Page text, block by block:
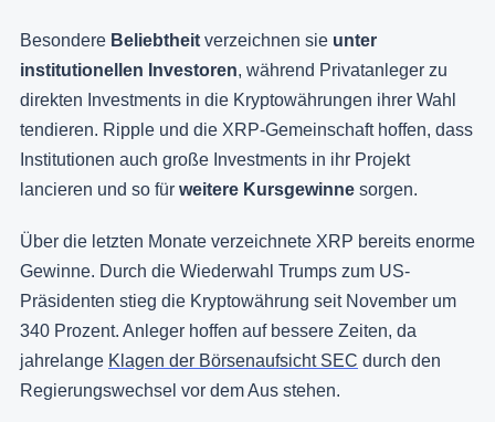
Besondere Beliebtheit verzeichnen sie unter
institutionellen Investoren, während Privatanleger zu
direkten Investments in die Kryptowährungen ihrer Wahl
tendieren. Ripple und die XRP-Gemeinschaft hoffen, dass
Institutionen auch große Investments in ihr Projekt
lancieren und so für weitere Kursgewinne sorgen.
Über die letzten Monate verzeichnete XRP bereits enorme
Gewinne. Durch die Wiederwahl Trumps zum US-
Präsidenten stieg die Kryptowährung seit November um
340 Prozent. Anleger hoffen auf bessere Zeiten, da
jahrelange Klagen der Börsenaufsicht SEC durch den
Regierungswechsel vor dem Aus stehen.